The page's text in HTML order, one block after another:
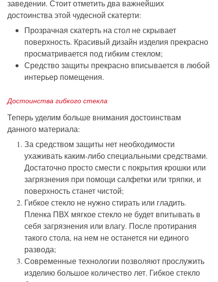
заведении. Стоит отметить два важнейших
достоинства этой чудесной скатерти:
Прозрачная скатерть на стол не скрывает
поверхность. Красивый дизайн изделия прекрасно
просматривается под гибким стеклом;
Средство защиты прекрасно вписывается в любой
интерьер помещения.
Достоинства гибкого стекла
Теперь уделим больше внимания достоинствам
данного материала:
За средством защиты нет необходимости
ухаживать каким-либо специальными средствами.
Достаточно просто смести с покрытия крошки или
загрязнения при помощи салфетки или тряпки, и
поверхность станет чистой;
Гибкое стекло не нужно стирать или гладить.
Пленка ПВХ мягкое стекло не будет впитывать в
себя загрязнения или влагу. После протирания
такого стола, на нем не останется ни единого
развода;
Современные технологии позволяют прослужить
изделию большое количество лет. Гибкое стекло